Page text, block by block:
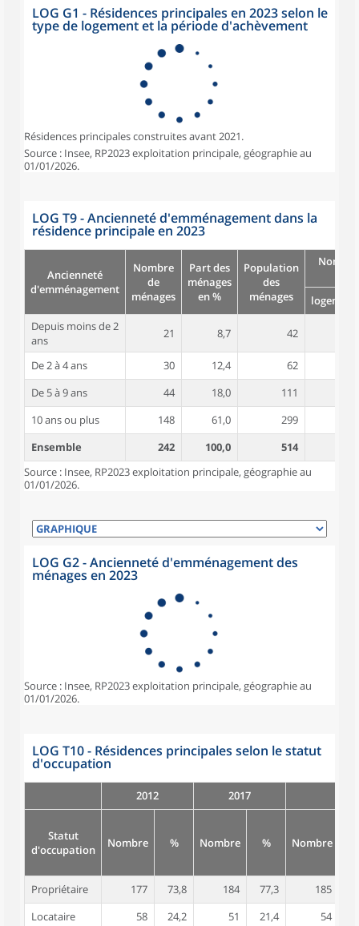
LOG G1 - Résidences principales en 2023 selon le
type de logement et la période d'achèvement
Résidences principales construites avant 2021.
Source : Insee, RP2023 exploitation principale, géographie au
01/01/2026.
LOG T9 - Ancienneté d'emménagement dans la
résidence principale en 2023
Ancienneté
d'emménagement
Nombre
de
ménages
Part des
ménages
en %
Population
des
ménages
logement
Depuis moins de 2
ans
21 8,7 42
De 2 à 4 ans 30 12,4 62
De 5 à 9 ans
44 18,0 111
10 ans ou plus
148 61,0 299
Ensemble
242 100,0 514
Source : Insee, RP2023 exploitation principale, géographie au
01/01/2026.
LOG G2 - Ancienneté d'emménagement des
ménages en 2023
Source : Insee, RP2023 exploitation principale, géographie au
01/01/2026.
LOG T10 - Résidences principales selon le statut
d'occupation
2012 2017
Statut
d'occupation
Nombre % Nombre % Nombre
Propriétaire 177 73,8 184 77,3 185
Locataire
58 24,2 51 21,4 54